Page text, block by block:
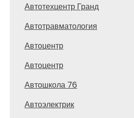
Автотехцентр Гранд
Автотравматология
Автоцентр
Автоцентр
Автошкола 76
Автоэлектрик